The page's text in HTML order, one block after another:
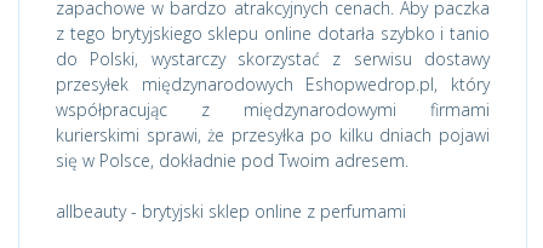
zapachowe w bardzo atrakcyjnych cenach. Aby paczka
z tego brytyjskiego sklepu online dotarła szybko i tanio
do Polski, wystarczy skorzystać z serwisu dostawy
przesyłek międzynarodowych Eshopwedrop.pl, który
współpracując z międzynarodowymi firmami
kurierskimi sprawi, że przesyłka po kilku dniach pojawi
się w Polsce, dokładnie pod Twoim adresem.
allbeauty - brytyjski sklep online z perfumami